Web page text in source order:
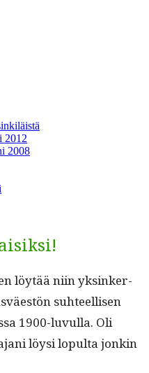
2012
2008
löytää niin yksinker­
suh­teel­lisen
1900-luvul­la. Oli
löysi lop­ul­ta jonkin